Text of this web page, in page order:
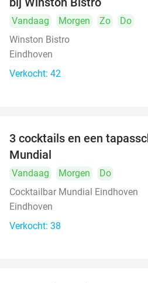
Vandaag Morgen Zo
Do
Winston Bistro
Eindhoven
Verkocht: 42
3 cocktails en een
Mundial
Vandaag Morgen
Do
Cocktailbar Mundial Eindhoven
Eindhoven
Verkocht: 38